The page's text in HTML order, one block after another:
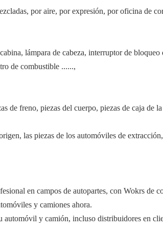
por aire, por expresión, por oficina de
lámpara de cabeza, interruptor de
de combustible ......,
de freno, piezas del cuerpo, piezas de caja de
las piezas de los automóviles de
en campos de autopartes, con Wokrs de
y camiones ahora.
y camión, incluso distribuidores en